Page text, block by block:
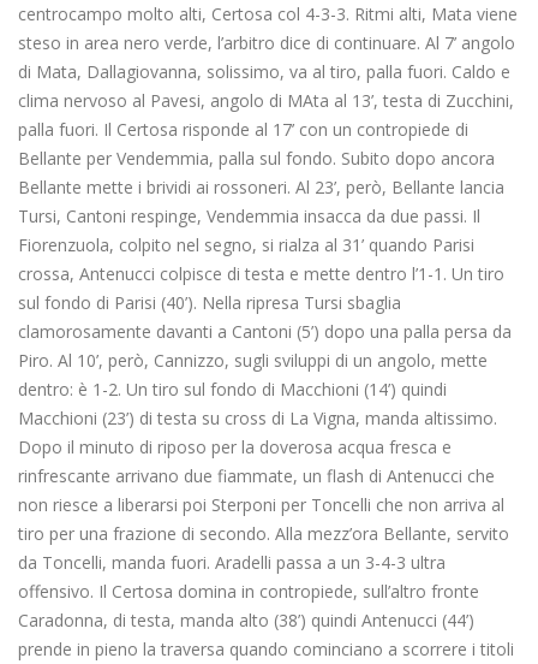
centrocampo molto alti, Certosa col 4-3-3. Ritmi alti, Mata viene
steso in area nero verde, l’arbitro dice di continuare. Al 7’ angolo
di Mata, Dallagiovanna, solissimo, va al tiro, palla fuori. Caldo e
clima nervoso al Pavesi, angolo di MAta al 13’, testa di Zucchini,
palla fuori. Il Certosa risponde al 17’ con un contropiede di
Bellante per Vendemmia, palla sul fondo. Subito dopo ancora
Bellante mette i brividi ai rossoneri. Al 23’, però, Bellante lancia
Tursi, Cantoni respinge, Vendemmia insacca da due passi. Il
Fiorenzuola, colpito nel segno, si rialza al 31’ quando Parisi
crossa, Antenucci colpisce di testa e mette dentro l’1-1. Un tiro
sul fondo di Parisi (40’). Nella ripresa Tursi sbaglia
clamorosamente davanti a Cantoni (5’) dopo una palla persa da
Piro. Al 10’, però, Cannizzo, sugli sviluppi di un angolo, mette
dentro: è 1-2. Un tiro sul fondo di Macchioni (14’) quindi
Macchioni (23’) di testa su cross di La Vigna, manda altissimo.
Dopo il minuto di riposo per la doverosa acqua fresca e
rinfrescante arrivano due fiammate, un flash di Antenucci che
non riesce a liberarsi poi Sterponi per Toncelli che non arriva al
tiro per una frazione di secondo. Alla mezz’ora Bellante, servito
da Toncelli, manda fuori. Aradelli passa a un 3-4-3 ultra
offensivo. Il Certosa domina in contropiede, sull’altro fronte
Caradonna, di testa, manda alto (38’) quindi Antenucci (44’)
prende in pieno la traversa quando cominciano a scorrere i titoli